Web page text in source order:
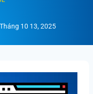
Tháng 10 13, 2025